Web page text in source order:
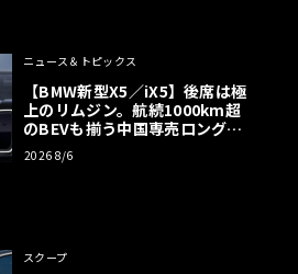
ニュース＆トピックス
【BMW新型X5／iX5】後席は極
上のリムジン。航続1000km超
のBEVも揃う中国専売ロング仕
様の全貌
2026 8/6
スクープ